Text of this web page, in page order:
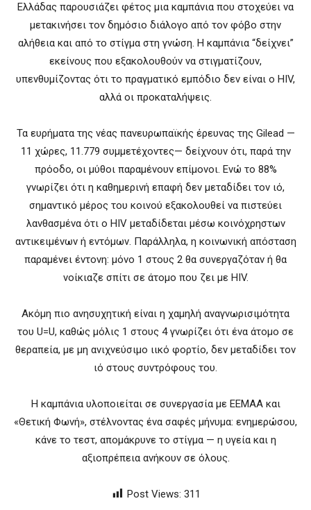
Ελλάδας παρουσιάζει φέτος μια καμπάνια που στοχεύει να
μετακινήσει τον δημόσιο διάλογο από τον φόβο στην
αλήθεια και από το στίγμα στη γνώση. Η καμπάνια “δείχνει”
εκείνους που εξακολουθούν να στιγματίζουν,
υπενθυμίζοντας ότι το πραγματικό εμπόδιο δεν είναι ο HIV,
αλλά οι προκαταλήψεις.
Τα ευρήματα της νέας πανευρωπαϊκής έρευνας της Gilead —
11 χώρες, 11.779 συμμετέχοντες— δείχνουν ότι, παρά την
πρόοδο, οι μύθοι παραμένουν επίμονοι. Ενώ το 88%
γνωρίζει ότι η καθημερινή επαφή δεν μεταδίδει τον ιό,
σημαντικό μέρος του κοινού εξακολουθεί να πιστεύει
λανθασμένα ότι ο HIV μεταδίδεται μέσω κοινόχρηστων
αντικειμένων ή εντόμων. Παράλληλα, η κοινωνική απόσταση
παραμένει έντονη: μόνο 1 στους 2 θα συνεργαζόταν ή θα
νοίκιαζε σπίτι σε άτομο που ζει με HIV.
Ακόμη πιο ανησυχητική είναι η χαμηλή αναγνωρισιμότητα
του U=U, καθώς μόλις 1 στους 4 γνωρίζει ότι ένα άτομο σε
θεραπεία, με μη ανιχνεύσιμο ιικό φορτίο, δεν μεταδίδει τον
ιό στους συντρόφους του.
Η καμπάνια υλοποιείται σε συνεργασία με ΕΕΜΑΑ και
«Θετική Φωνή», στέλνοντας ένα σαφές μήνυμα: ενημερώσου,
κάνε το τεστ, απομάκρυνε το στίγμα — η υγεία και η
αξιοπρέπεια ανήκουν σε όλους.
Post Views: 311